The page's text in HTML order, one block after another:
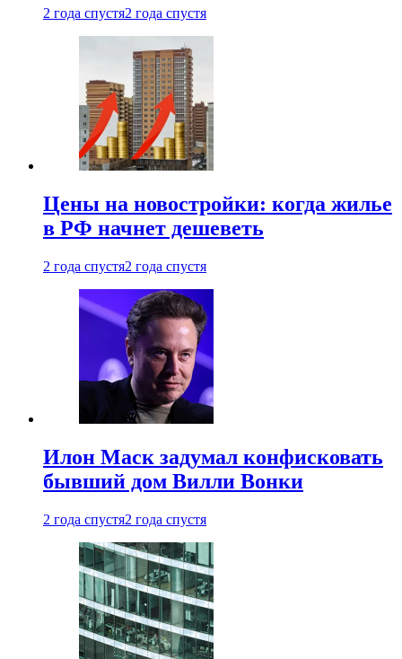
2 года спустя2 года спустя
Цены на новостройки: когда жилье
в РФ начнет дешеветь
2 года спустя2 года спустя
Илон Маск задумал конфисковать
бывший дом Вилли Вонки
2 года спустя2 года спустя